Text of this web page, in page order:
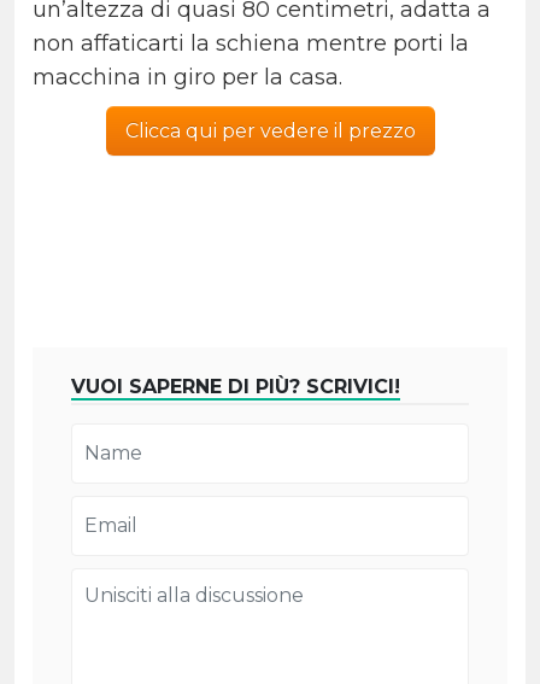
un’altezza di quasi 80 centimetri, adatta a
non affaticarti la schiena mentre porti la
macchina in giro per la casa.
Clicca qui per vedere il prezzo
VUOI SAPERNE DI PIÙ? SCRIVICI!